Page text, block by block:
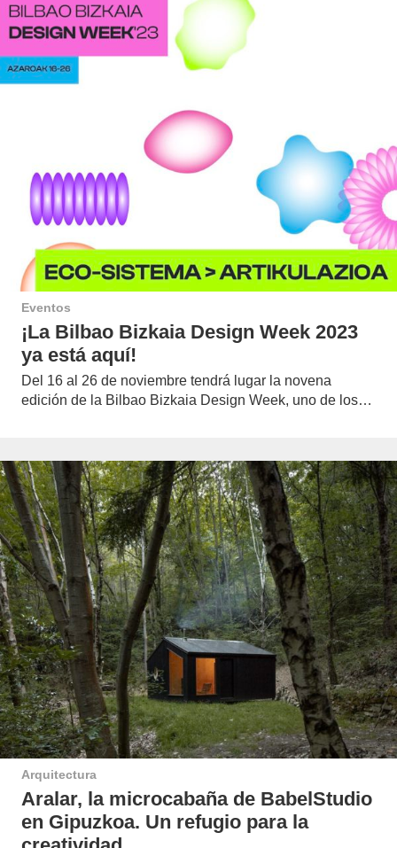
Eventos
¡La Bilbao Bizkaia Design Week 2023
ya está aquí!
Del 16 al 26 de noviembre tendrá lugar la novena
edición de la Bilbao Bizkaia Design Week, uno de los…
Arquitectura
Aralar, la microcabaña de BabelStudio
en Gipuzkoa. Un refugio para la